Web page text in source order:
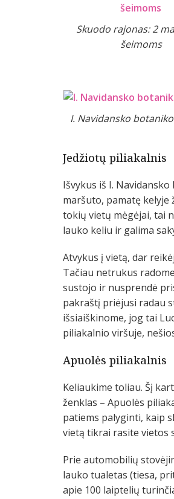
Skuodo rajonas: 2
šeimoms
I. Navidansko
Jedžiotų piliakalnis
Išvykus iš I.
maršuto, pamatę kelyje
tokių vietų mėgėjai, tai
lauko keliu ir galima
Atvykus į vietą, dar
Tačiau netrukus
sustojo ir nusprendė
pakraštį priėjusi radau
išsiaiškinome, jog tai
piliakalnio viršuje,
Apuolės piliakalnis
Keliaukime toliau. Šį
ženklas – Apuolės
patiems palyginti, kaip
vietą tikrai rasite vietos
Prie automobilių
lauko tualetas (tiesa,
apie 100 laiptelių